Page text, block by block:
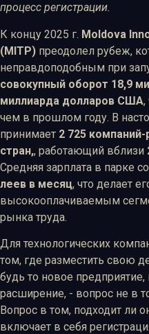
процесс регистрации.
К концу 2025 г. Moldova
(MITP) преодолел рубеж,
неправдоподобным при
совокупный оборот 18,9
миллиарда долларов США,
чем в прошлом году. В
принимает 2 725
стран,, работающий вблизи
Средняя зарплата в парке
леев в месяц, что делает
высокооплачиваемым
рынка труда.
Для технологических
том, где разместить свою
будь то новое предприятие,
расширение, - вопрос не в
Вопрос в том, подходит ли
включает в себя